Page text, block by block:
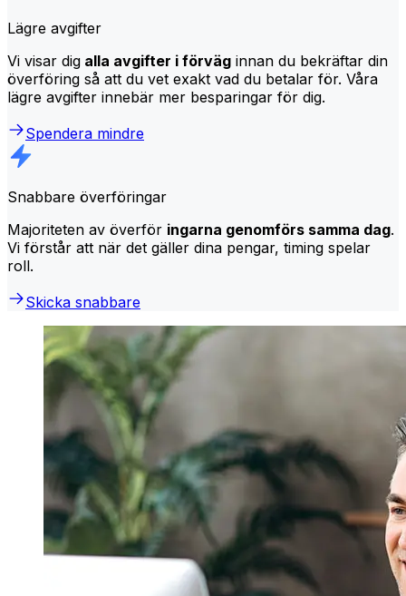
Lägre avgifter
Vi visar dig alla avgifter i förväg innan du bekräftar din
överföring så att du vet exakt vad du betalar för. Våra
lägre avgifter innebär mer besparingar för dig.
Spendera mindre
Snabbare överföringar
Majoriteten av överför ingarna genomförs samma dag.
Vi förstår att när det gäller dina pengar, timing spelar
roll.
Skicka snabbare